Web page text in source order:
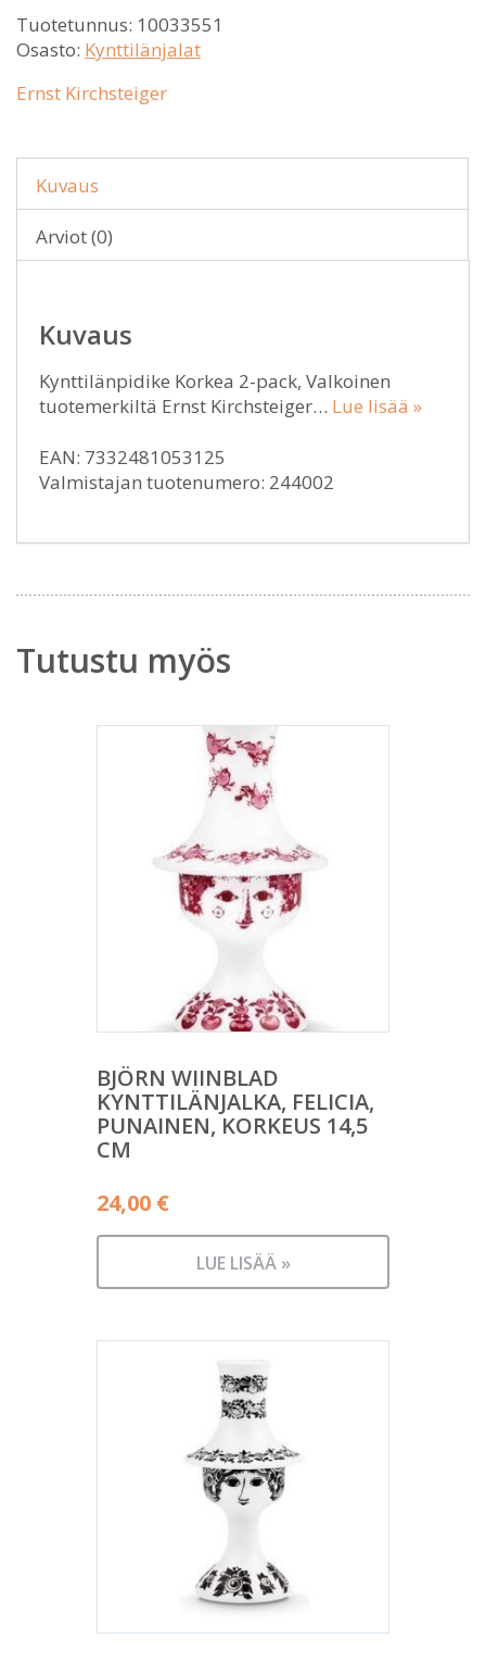
Tuotetunnus: 10033551
Osasto: Kynttilänjalat
Ernst Kirchsteiger
Kuvaus
Arviot (0)
Kuvaus
Kynttilänpidike Korkea 2-pack, Valkoinen
tuotemerkiltä Ernst Kirchsteiger… Lue lisää »
EAN: 7332481053125
Valmistajan tuotenumero: 244002
Tutustu myös
BJÖRN WIINBLAD
KYNTTILÄNJALKA, FELICIA,
PUNAINEN, KORKEUS 14,5
CM
24,00 €
LUE LISÄÄ »